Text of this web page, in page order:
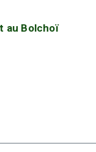
au Bolchoï